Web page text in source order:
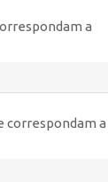
a
correspondam a